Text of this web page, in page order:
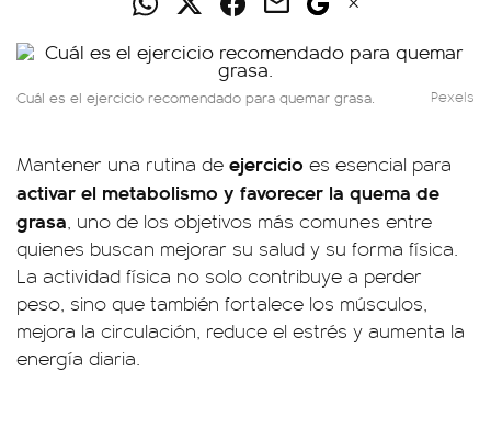
Cuál es el ejercicio recomendado para quemar grasa. Pexels
Mantener una rutina de ejercicio es esencial para
activar el metabolismo y favorecer la quema de
grasa, uno de los objetivos más comunes entre
quienes buscan mejorar su salud y su forma física.
La actividad física no solo contribuye a perder
peso, sino que también fortalece los músculos,
mejora la circulación, reduce el estrés y aumenta la
energía diaria.